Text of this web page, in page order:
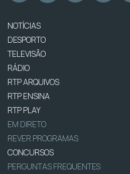
NOTÍCIAS
DESPORTO
TELEVISÃO
RÁDIO
RTP ARQUIVOS
RTP ENSINA
RTP PLAY
EM DIRETO
REVER PROGRAMAS
CONCURSOS
PERGUNTAS FREQUENTES